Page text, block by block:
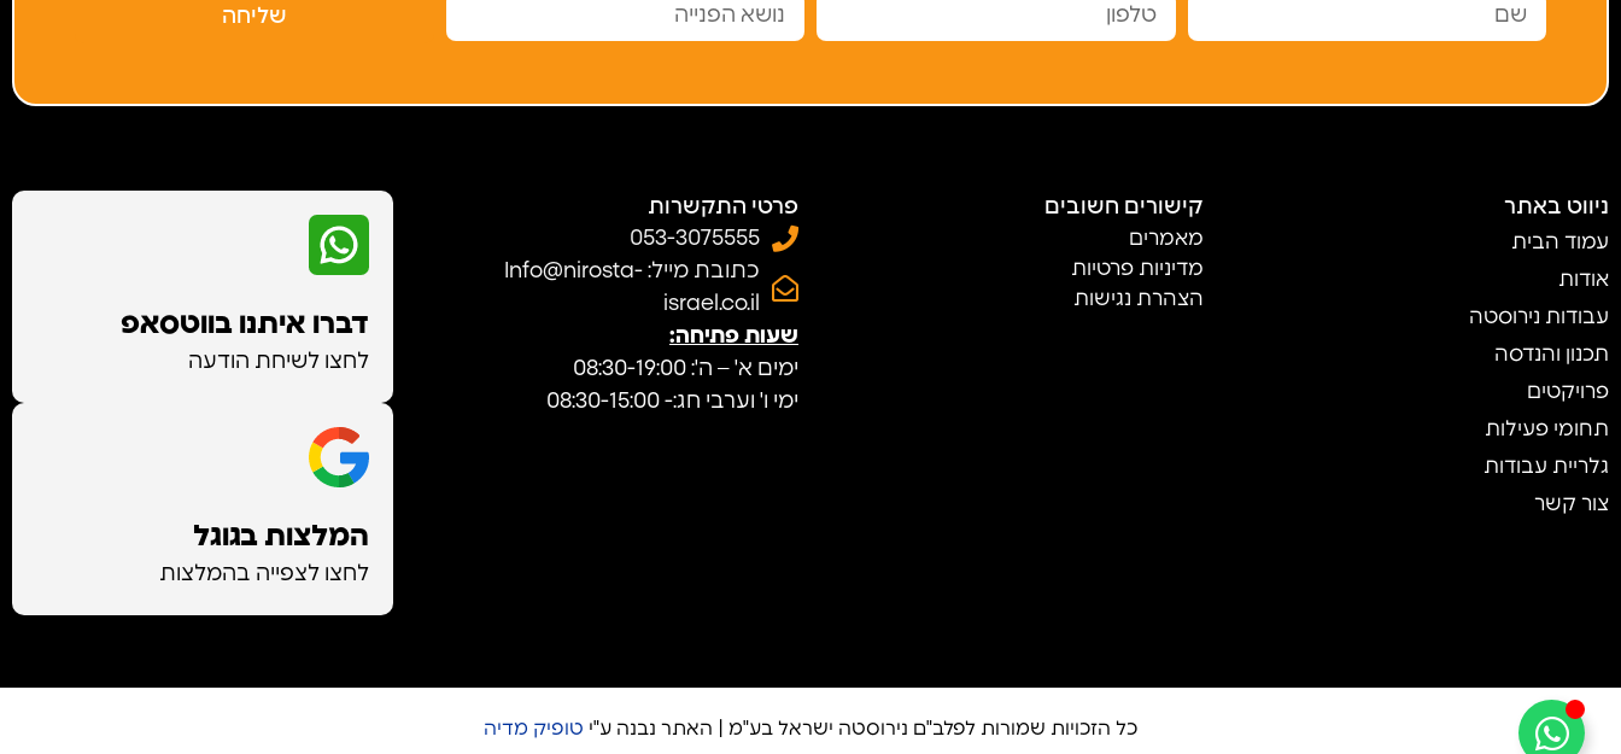
שליחה
ניווט באתר
עמוד הבית
אודות
עבודות נירוסטה
תכנון והנדסה
פרויקטים
תחומי פעילות
גלריית עבודות
צור קשר
קישורים חשובים
מאמרים
מדיניות פרטיות
הצהרת נגישות
פרטי התקשרות
053-3075555
כתובת מייל: Info@nirosta-
israel.co.il
שעות פתיחה:
ימים א' – ה': 08:30-19:00
ימי ו' וערבי חג:- 08:30-15:00
דברו איתנו בווטסאפ
לחצו לשיחת הודעה
המלצות בגוגל
לחצו לצפייה בהמלצות
כל הזכויות שמורות לפלב"ם נירוסטה ישראל בע"מ | האתר נבנה ע"י טופיק מדיה